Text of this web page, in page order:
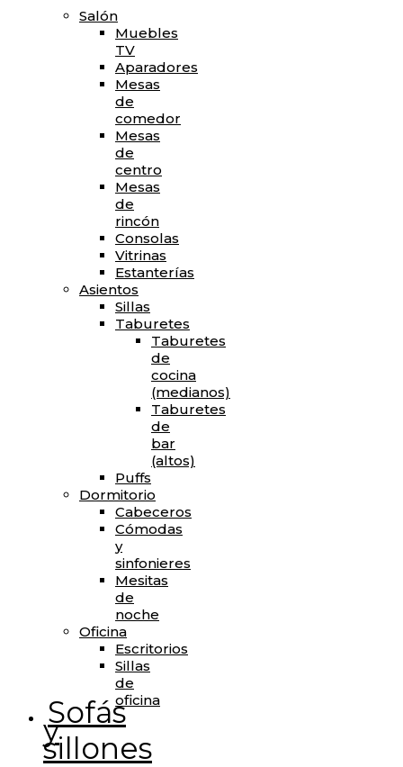
Salón
Muebles
TV
Aparadores
Mesas
de
comedor
Mesas
de
centro
Mesas
de
rincón
Consolas
Vitrinas
Estanterías
Asientos
Sillas
Taburetes
Taburetes
de
cocina
(medianos)
Taburetes
de
bar
(altos)
Puffs
Dormitorio
Cabeceros
Cómodas
y
sinfonieres
Mesitas
de
noche
Oficina
Escritorios
Sillas
de
oficina
Sofás
y
sillones